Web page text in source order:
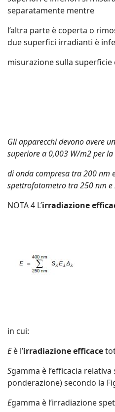
separatamente mentre
l’altra parte è coperta o
due superfici irradianti è
misurazione sulla
Gli apparecchi devono avere
superiore a 0,003 W/m2per la
di onda compresa tra 200 nm
spettrofotometro tra 250 nm e
NOTA 4 L’irradiazione
in cui:
Eè l’irradiazione efficace
Sgamma è l’efficacia
ponderazione) secondo la
Egamma è l’irradiazione